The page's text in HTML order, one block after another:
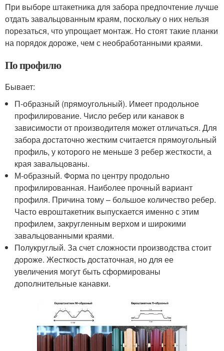
При выборе штакетника для забора предпочтение лучше
отдать завальцованным краям, поскольку о них нельзя
порезаться, что упрощает монтаж. Но стоят такие планки
на порядок дороже, чем с необработанными краями.
По профилю
Бывает:
П-образный (прямоугольный). Имеет продольное
профилирование. Число ребер или канавок в
зависимости от производителя может отличаться. Для
забора достаточно жестким считается прямоугольный
профиль, у которого не меньше 3 ребер жесткости, а
края завальцованы.
М-образный. Форма по центру продольно
профилированная. Наиболее прочный вариант
профиля. Причина тому – большое количество ребер.
Часто евроштакетник выпускается именно с этим
профилем, закругленным верхом и широкими
завальцованными краями.
Полукруглый. За счет сложности производства стоит
дороже. Жесткость достаточная, но для ее
увеличения могут быть сформированы
дополнительные канавки.